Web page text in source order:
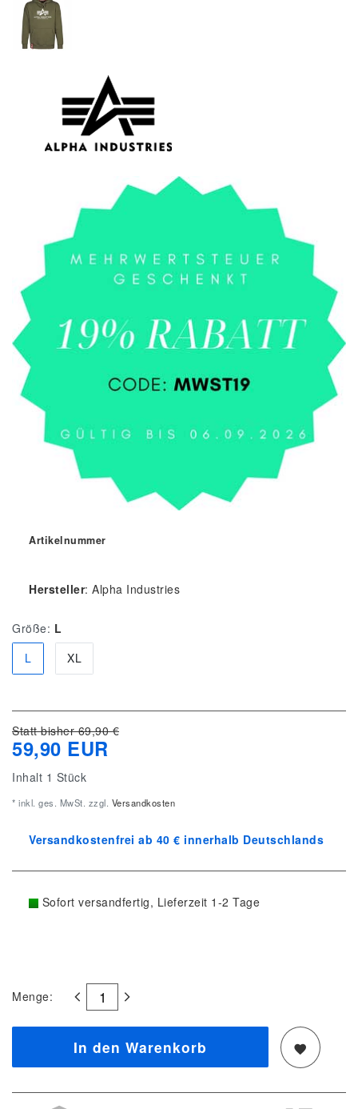
Artikelnummer
Hersteller: Alpha Industries
Größe: L
L
XL
Statt bisher 69,90 €
59,90 EUR
Inhalt 1 Stück
* inkl. ges. MwSt. zzgl. Versandkosten
Versandkostenfrei ab 40 € innerhalb Deutschlands
Sofort versandfertig, Lieferzeit 1-2 Tage
Menge:
In den Warenkorb